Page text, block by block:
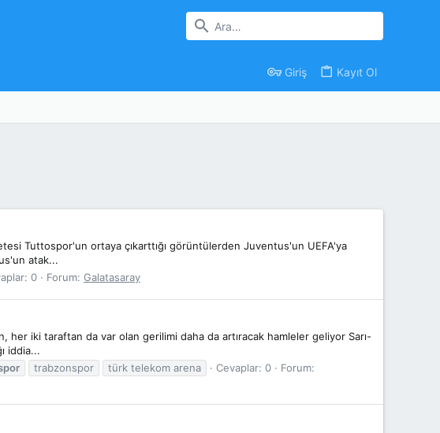
Giriş Kayıt Ol
Tuttospor'un ortaya çıkarttığı görüntülerden Juventus'un UEFA'ya
atak...
0 Forum: Galatasaray
her iki taraftan da var olan gerilimi daha da artıracak hamleler geliyor Sarı-
iddia...
trabzonspor türk telekom arena Cevaplar: 0
Forum: